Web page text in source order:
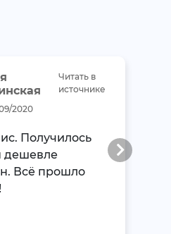
2020
Читать в
источнике
Получилось
дешевле
Всё прошло